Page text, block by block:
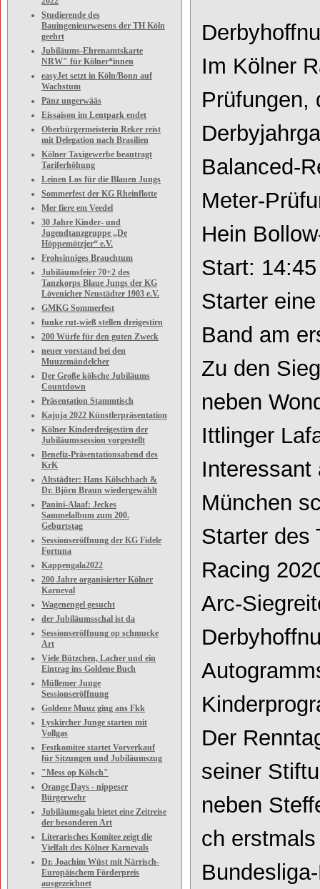
Studierende des
Bauingenieurwesens der TH Köln
geehrt
Jubiläums-Ehrenamtskarte
NRW" für Kölner*innen
easyJet setzt in Köln/Bonn auf
Wachstum
Pänz ungerwääs
Eissaison im Lentpark endet
Oberbürgermeisterin Reker reist
mit Delegation nach Brasilien
Kölner Taxigewerbe beantragt
Tariferhöhung
Leinen Los für die Blauen Jungs
Sommerfest der KG Rheinflotte
Mer fiere em Veedel
30 Jahre Kinder- und
Jugendtanzgruppe „De
Höppemötzjer“ e.V.
Frohsinniges Brauchtum
Jubiläumsfeier 70+2 des
Tanzkorps Blaue Jungs der KG
Lövenicher Neustädter 1903 e.V.
GMKG Sommerfest
funke rut-wieß stellen dreigestirn
200 Würfe für den guten Zweck
neuer vorstand bei den
Muuzemändelcher
Der Große kölsche Jubiläums
Countdown
Präsentation Stammtisch
Kajuja 2022 Künstlerpräsentation
Kölner Kinderdreigestirn der
Jubiläumssession vorgestellt
Benefiz-Präsentationsabend des
KrK
Altstädter: Hans Kölschbach &
Dr. Björn Braun wiedergewählt
Panini-Alaaf: Jeckes
Sammelalbum zum 200.
Geburtstag
Sessionseröffnung der KG Fidele
Fortuna
Kappengala2022
200 Jahre organisierter Kölner
Karneval
Wagenengel gesucht
der Jubiläumsschal ist da
Sessionseröffnung op schmucke
Art
Viele Bützchen, Lacher und ein
Eintrag ins Goldene Buch
Müllemer Junge
Sessionseröffnung
Goldene Muuz ging ans Fkk
Lyskircher Junge starten mit
Vollgas
Festkomitee startet Vorverkauf
für Sitzungen und Jubiläumszug
"Mess op Kölsch"
Orange Days - nippeser
Bürgerwehr
Jubiläumsgala bietet eine Zeitreise
der besonderen Art
Literarisches Komitee zeigt die
Vielfalt des Kölner Karnevals
Dr. Joachim Wüst mit Närrisch-
Europäischem Förderpreis
ausgezeichnet
Im Kölner
Prüfungen,
Balanced-
Meter-
Hein Bollow
Start:
Starter
Band am
Zu den
neben
Ittlinger
Interessant
München
Starter des
Racing
Arc-
Derbyhof
Der
seiner
neben
ch erstmals
Bundesliga-